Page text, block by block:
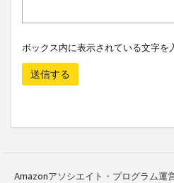
ボックス内に表示されている文字を
送信する
Amazonアソシエイト・プログラム運